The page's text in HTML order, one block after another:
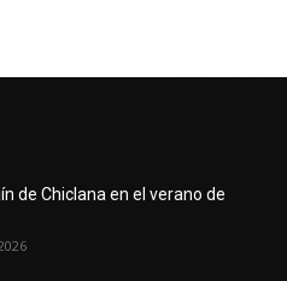
de Chiclana en el verano de